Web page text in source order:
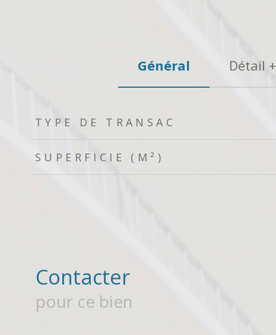
Général Détail +
TRAD_ZEPHYR_Caracteristique TRAD_ZEPHYR_Valeurs
TYPE DE TRANSAC
SUPERFICIE (M²)
Contacter
pour ce bien